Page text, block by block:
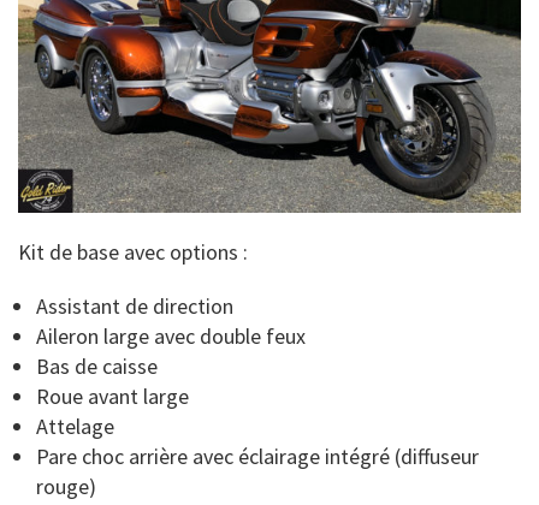
Kit de base avec options :
Assistant de direction
Aileron large avec double feux
Bas de caisse
Roue avant large
Attelage
Pare choc arrière avec éclairage intégré (diffuseur
rouge)